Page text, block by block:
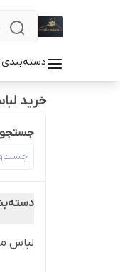
خرید
جستجو
لباس